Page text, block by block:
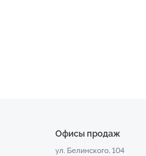
Офисы продаж
ул. Белинского, 104